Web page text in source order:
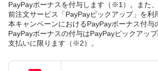
PayPayボーナスを付与します（※1）。また
前注文サービス「PayPayピックアップ」を利
本キャンペーンにおけるPayPayボーナス付与
PayPayボーナスの付与はPayPayピックアッ
支払いに限ります（※2）。